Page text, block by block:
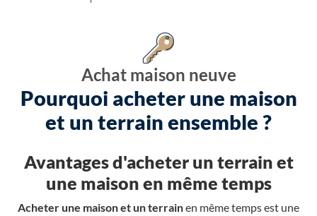
Achat maison neuve
Pourquoi acheter une maison
et un terrain ensemble ?
Avantages d'acheter un terrain et
une maison en même temps
Acheter une maison et un terrainen même temps est une